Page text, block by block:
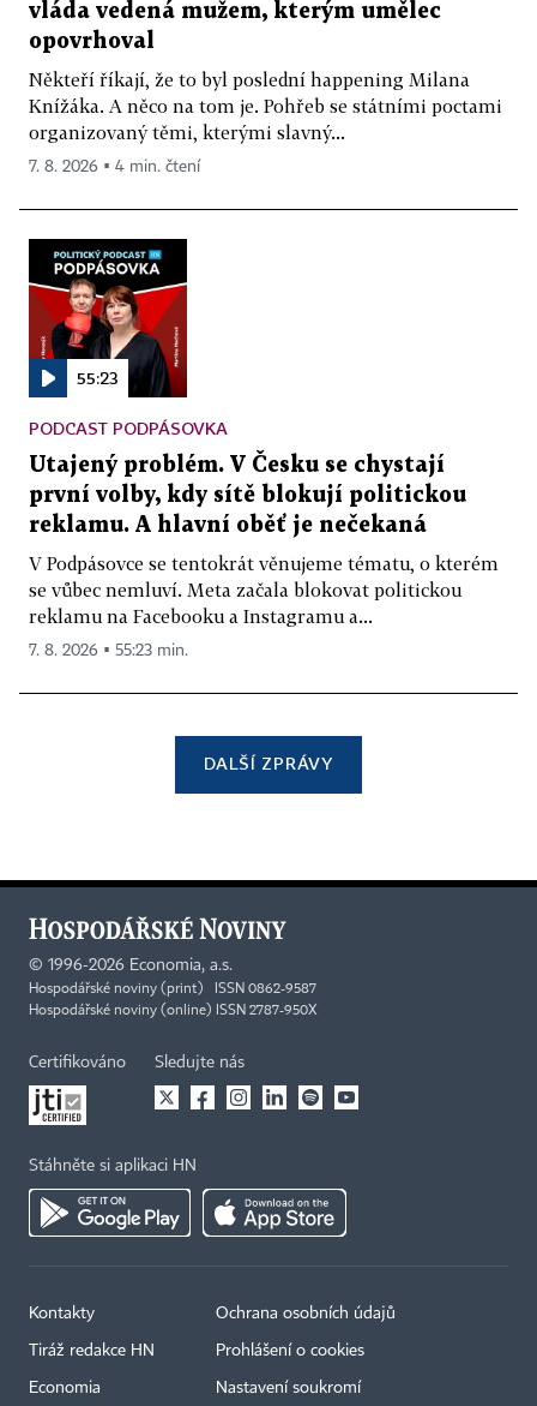
vláda vedená mužem, kterým umělec
opovrhoval
Někteří říkají, že to byl poslední happening Milana
Knížáka. A něco na tom je. Pohřeb se státními poctami
organizovaný těmi, kterými slavný...
7. 8. 2026 ▪ 4 min. čtení
55:23
PODCAST PODPÁSOVKA
Utajený problém. V Česku se chystají
první volby, kdy sítě blokují politickou
reklamu. A hlavní oběť je nečekaná
V Podpásovce se tentokrát věnujeme tématu, o kterém
se vůbec nemluví. Meta začala blokovat politickou
reklamu na Facebooku a Instagramu a...
7. 8. 2026 ▪ 55:23 min.
DALŠÍ ZPRÁVY
© 1996-2026 Economia, a.s.
Hospodářské noviny (print) ISSN 0862-9587
Hospodářské noviny (online) ISSN 2787-950X
Certifikováno Sledujte nás
Stáhněte si aplikaci HN
Kontakty
Tiráž redakce HN
Economia
Ochrana osobních údajů
Prohlášení o cookies
Nastavení soukromí